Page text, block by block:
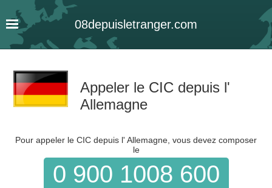
08depuisletranger.com
Appeler le CIC depuis l'
Allemagne
Pour appeler le CIC depuis l' Allemagne, vous devez composer
le
0 900 1008 600